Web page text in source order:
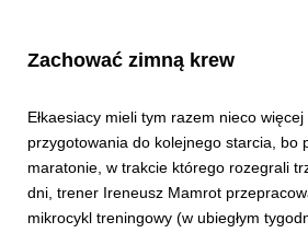
Zachować zimną krew
Ełkaesiacy mieli tym razem nieco
przygotowania do kolejnego starcia, bo
maratonie, w trakcie którego rozegrali
dni, trener Ireneusz Mamrot
mikrocykl treningowy (w ubiegłym